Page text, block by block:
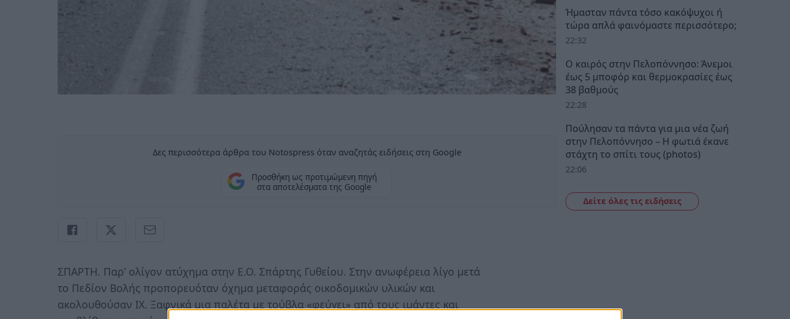
Δες περισσότερα άρθρα του Notospress όταν αναζητάς ειδήσεις στη Google
Προσθήκη ως προτιμώμενη πηγή
στα αποτελέσματα της Google
ΣΠΑΡΤΗ. Παρ’ ολίγον ατύχημα στην Ε.Ο. Σπάρτης Γυθείου. Στην ανωφέρεια λίγο μετά
το Πεδίον Βολής προπορευόταν όχημα μεταφοράς οικοδομικών υλικών και
ακολουθούσαν ΙΧ. Ξαφνικά μια παλέτα με τούβλα «φεύγει» από τους ιμάντες και
Ήμασταν πάντα τόσο κακόψυχοι ή
τώρα απλά φαινόμαστε περισσότερο;
22:32
Ο καιρός στην Πελοπόννησο: Άνεμοι
έως 5 μποφόρ και θερμοκρασίες έως
38 βαθμούς
22:28
Πούλησαν τα πάντα για μια νέα ζωή
στην Πελοπόννησο – Η φωτιά έκανε
στάχτη το σπίτι τους (photos)
22:06
Δείτε όλες τις ειδήσεις